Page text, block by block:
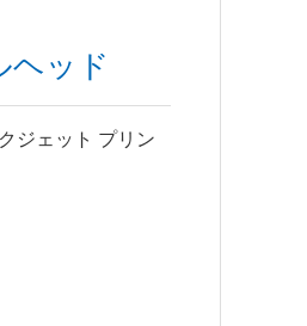
ヘッド
ジェット プリン